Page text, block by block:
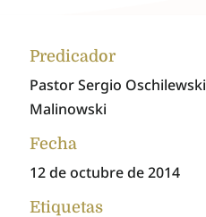
Predicador
Pastor Sergio Oschilewski
Malinowski
Fecha
12 de octubre de 2014
Etiquetas